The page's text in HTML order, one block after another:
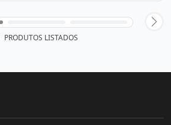
PRODUTOS LISTADOS